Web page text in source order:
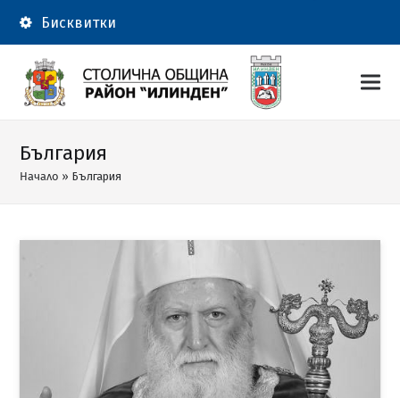
Бисквитки
България
Начало » България